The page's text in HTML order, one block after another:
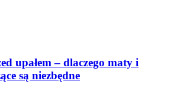
upałem – dlaczego maty i
są niezbędne